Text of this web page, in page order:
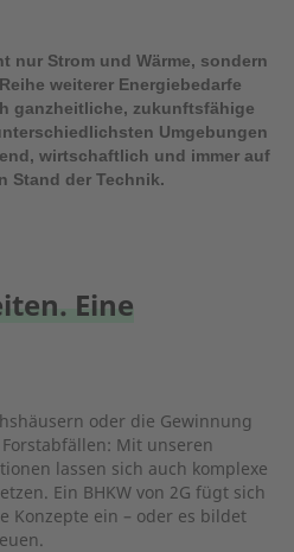
nur Strom und Wärme, sondern
weiterer Energiebedarfe
ganzheitliche, zukunftsfähige
Umgebungen
wirtschaftlich und immer auf
Stand der Technik.
Eine
oder die Gewinnung
Mit unseren
lassen sich auch komplexe
Ein BHKW von 2G fügt sich
Konzepte ein – oder es bildet